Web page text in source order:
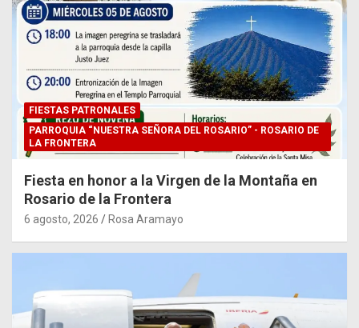
FIESTAS PATRONALES
PARROQUIA “NUESTRA SEÑORA DEL ROSARIO” - ROSARIO DE
LA FRONTERA
Fiesta en honor a la Virgen de la Montaña en
Rosario de la Frontera
6 agosto, 2026 Rosa Aramayo